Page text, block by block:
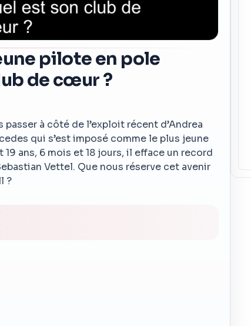
pilote en pole
de cœur ?
à côté de l’exploit récent d’Andrea
qui s’est imposé comme le plus jeune
ans, 6 mois et 18 jours, il efface un record
Vettel. Que nous réserve cet avenir
?